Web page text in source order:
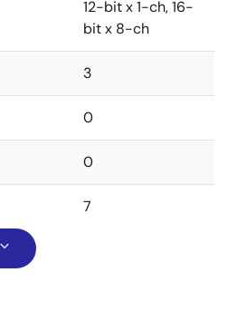
12-bit x 1-ch, 16-
bit x 8-ch
3
0
0
7